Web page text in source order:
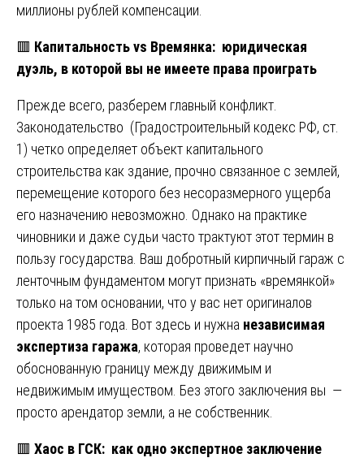
миллионы рублей компенсации.
🟥 Капитальность vs Времянка: юридическая
дуэль, в которой вы не имеете права проиграть
Прежде всего, разберем главный конфликт.
Законодательство (Градостроительный кодекс РФ, ст.
1) четко определяет объект капитального
строительства как здание, прочно связанное с землей,
перемещение которого без несоразмерного ущерба
его назначению невозможно. Однако на практике
чиновники и даже судьи часто трактуют этот термин в
пользу государства. Ваш добротный кирпичный гараж с
ленточным фундаментом могут признать «времянкой»
только на том основании, что у вас нет оригиналов
проекта 1985 года. Вот здесь и нужна независимая
экспертиза гаража, которая проведет научно
обоснованную границу между движимым и
недвижимым имуществом. Без этого заключения вы —
просто арендатор земли, а не собственник.
🟥 Хаос в ГСК: как одно экспертное заключение